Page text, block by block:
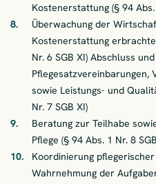
Kostenerstattung (§ 94 Abs.
Überwachung der
Kostenerstattung
Nr. 6 SGB XI) Abschluss
Pflegesatzvereinbarungen,
sowie Leistungs- und
Nr. 7 SGB XI)
Beratung zur Teilhabe
Pflege (§ 94 Abs. 1 Nr. 8
Koordinierung
Wahrnehmung der